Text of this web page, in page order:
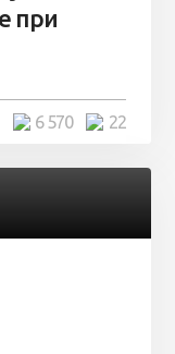
при
22
6 570